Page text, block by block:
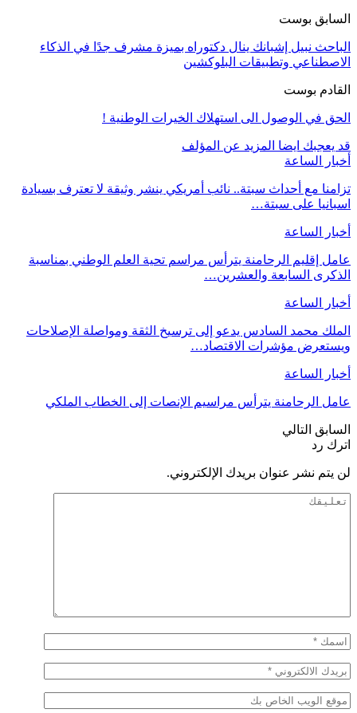
السابق بوست
الباحث نبيل إشبانك ينال دكتوراه بميزة مشرف جدًا في الذكاء
الاصطناعي وتطبيقات البلوكشين
القادم بوست
الحق في الوصول الى استهلاك الخيرات الوطنية !
قد يعجبك ايضا المزيد عن المؤلف
أخبار الساعة
تزامنا مع أحداث سبتة.. نائب أمريكي ينشر وثيقة لا تعترف بسيادة
اسبانيا على سبتة…
أخبار الساعة
عامل إقليم الرحامنة يترأس مراسم تحية العلم الوطني بمناسبة
الذكرى السابعة والعشرين…
أخبار الساعة
الملك محمد السادس يدعو إلى ترسيخ الثقة ومواصلة الإصلاحات
ويستعرض مؤشرات الاقتصاد…
أخبار الساعة
عامل الرحامنة يترأس مراسيم الإنصات إلى الخطاب الملكي
السابق التالي
اترك رد
لن يتم نشر عنوان بريدك الإلكتروني.